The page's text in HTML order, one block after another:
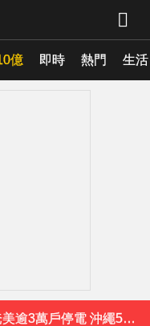
億 即時 熱門 生活
白海豚颱風強襲日本！奄美逾3萬戶停電 沖繩5人受傷